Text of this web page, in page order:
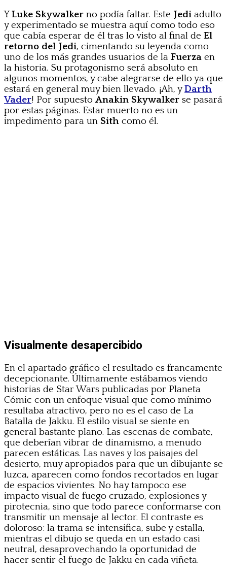
YLuke Skywalker no podía faltar. Este Jedi adulto
y experimentado se muestra aquí como todo eso
que cabía esperar de él tras lo visto al final de El
retorno del Jedi, cimentando su leyenda como
uno de los más grandes usuarios de la Fuerza en
la historia. Su protagonismo será absoluto en
algunos momentos, y cabe alegrarse de ello ya que
estará en general muy bien llevado. ¡Ah, yDarth
Vader! Por supuesto Anakin Skywalker se pasará
por estas páginas. Estar muerto no es un
impedimento para un Sith como él.
Visualmente desapercibido
En el apartado gráfico el resultado es francamente
decepcionante. Últimamente estábamos viendo
historias de Star Wars publicadas por Planeta
Cómic con un enfoque visual que como mínimo
resultaba atractivo, pero no es el caso de La
Batalla de Jakku. El estilo visual se siente en
general bastante plano. Las escenas de combate,
que deberían vibrar de dinamismo, a menudo
parecen estáticas. Las naves y los paisajes del
desierto, muy apropiados para que un dibujante se
luzca, aparecen como fondos recortados en lugar
de espacios vivientes. No hay tampoco ese
impacto visual de fuego cruzado, explosiones y
pirotecnia, sino que todo parece conformarse con
transmitir un mensaje al lector. El contraste es
doloroso: la trama se intensifica, sube y estalla,
mientras el dibujo se queda en un estado casi
neutral, desaprovechando la oportunidad de
hacer sentir el fuego de Jakku en cada viñeta.